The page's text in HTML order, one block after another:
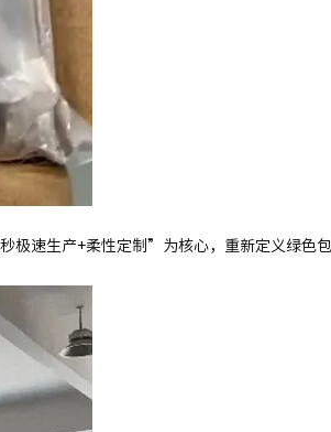
极速生产+柔性定制”为核心，重新定义绿色包